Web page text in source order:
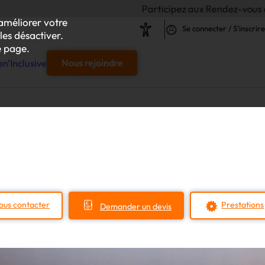
votre
désactiver.
page.
Participez aux Rendez-vous de
Se connecter / S'inscrire
Nous rejoindre
contacter Demander un devis Prestations